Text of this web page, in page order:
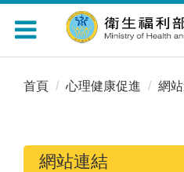
Toggle
navigation
首頁 心理健康促進 網
網站連結